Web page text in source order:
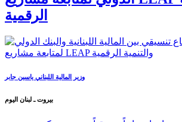
الرقمية
وزير المالية اللبناني ياسين جابر
بيروت ـ لبنان اليوم